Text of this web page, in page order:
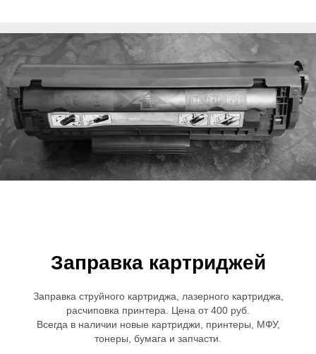
Заправка картриджей
Заправка струйного картриджа, лазерного картриджа,
расчиповка принтера. Цена от 400 руб.
Всегда в наличии новые картриджи, принтеры, МФУ,
тонеры, бумага и запчасти.